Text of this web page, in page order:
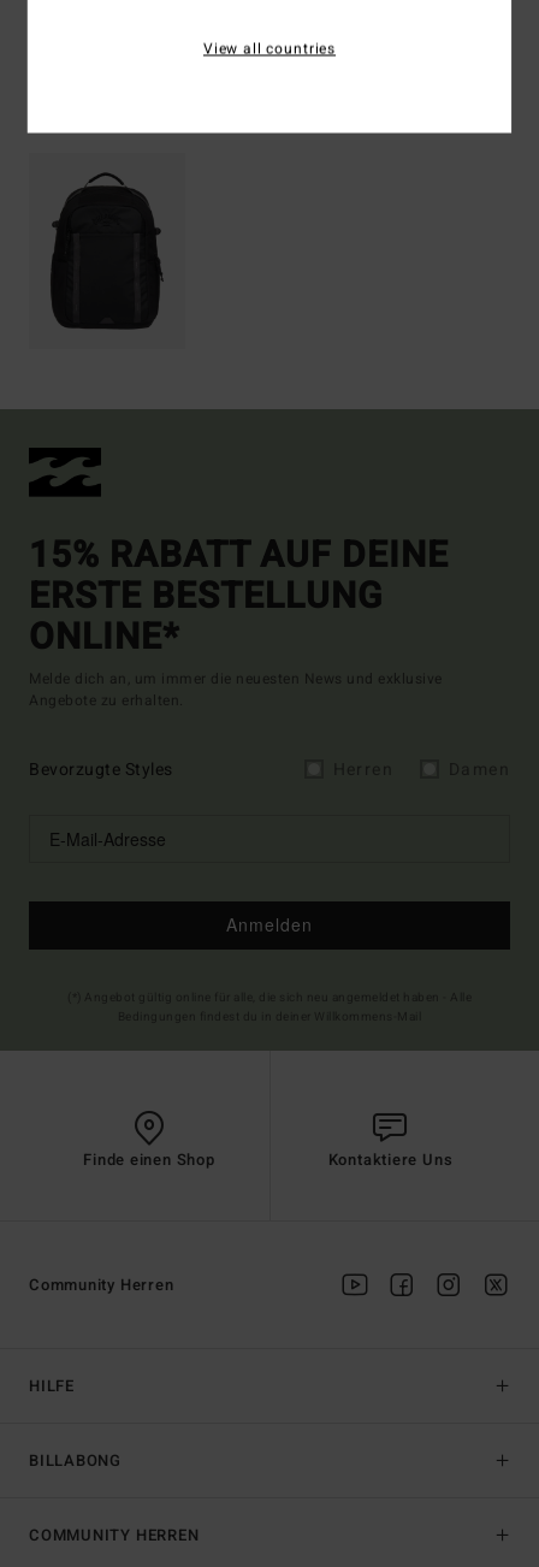
15% RABATT AUF DEINE
ERSTE BESTELLUNG
ONLINE*
Melde dich an, um immer die neuesten News und exklusive
Angebote zu erhalten.
Bevorzugte Styles
Anmelden
Finde einen Shop Kontaktiere Uns
HILFE
BILLABONG
Community Herren
COMMUNITY HERREN
View all countries